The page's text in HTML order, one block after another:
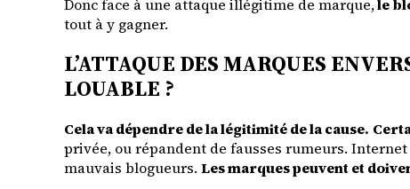
Donc face à une attaque illégitime de marque,le
tout à y gagner.
L’ATTAQUE DES MARQUES
LOUABLE ?
Cela va dépendre de la légitimité de la cause.
privée, ou répandent de fausses rumeurs.
mauvais blogueurs. Les marques peuvent et